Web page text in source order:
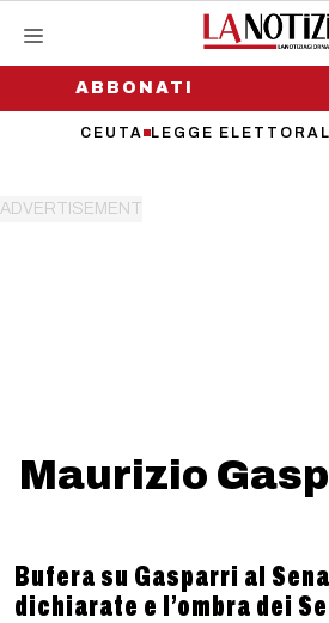
contenutoABBONATI
CEUTA LEGGE
Maurizio
Bufera su Gasparri al
dichiarate e l’ombra dei